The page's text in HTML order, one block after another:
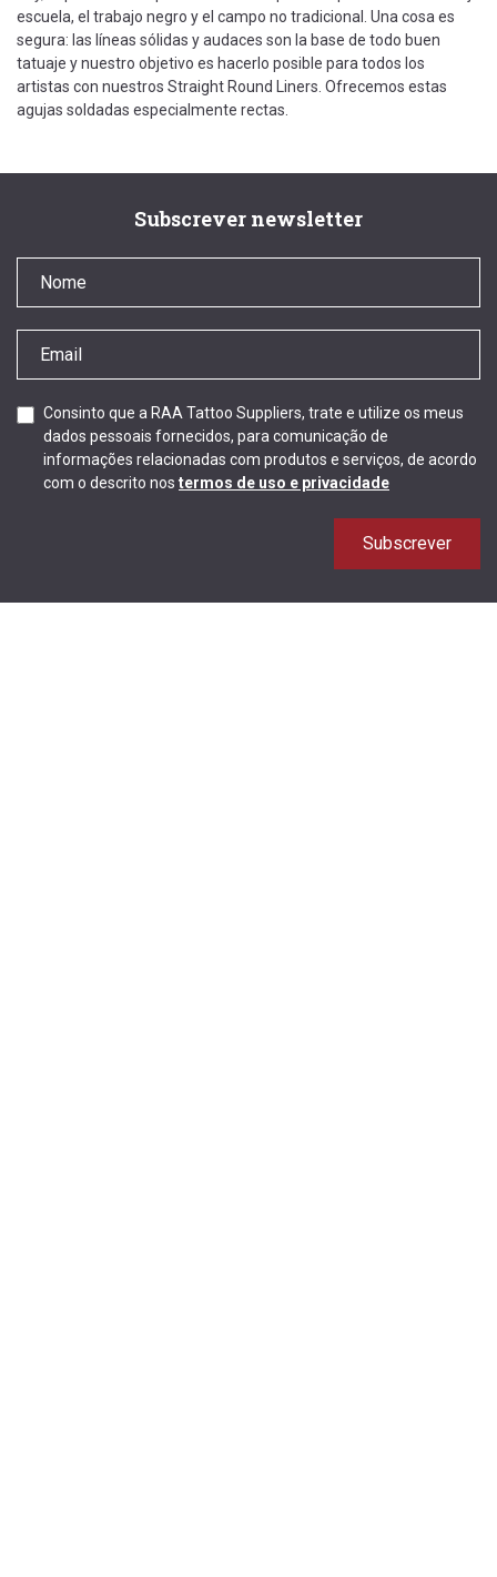
escuela, el trabajo negro y el campo no tradicional. Una cosa es
segura: las líneas sólidas y audaces son la base de todo buen
tatuaje y nuestro objetivo es hacerlo posible para todos los
artistas con nuestros Straight Round Liners. Ofrecemos estas
agujas soldadas especialmente rectas.
Subscrever newsletter
Consinto que a RAA Tattoo Suppliers, trate e utilize os meus
dados pessoais fornecidos, para comunicação de
informações relacionadas com produtos e serviços, de acordo
com o descrito nos termos de uso e privacidade
Subscrever